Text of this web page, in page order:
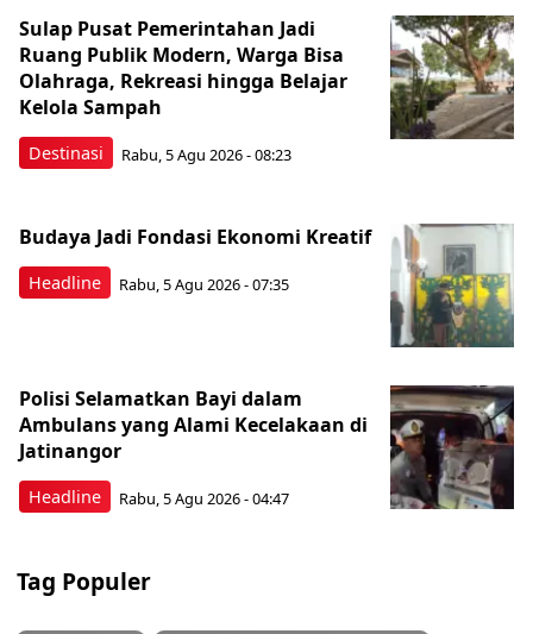
Destinasi
Sulap Pusat Pemerintahan Jadi
Ruang Publik Modern, Warga Bisa
Olahraga, Rekreasi hingga Belajar
Kelola Sampah
Rabu, 5 Agu 2026 - 08:23
Headline
Budaya Jadi Fondasi Ekonomi Kreatif
Rabu, 5 Agu 2026 - 07:35
Headline
Polisi Selamatkan Bayi dalam
Ambulans yang Alami Kecelakaan di
Jatinangor
Rabu, 5 Agu 2026 - 04:47
Tag Populer